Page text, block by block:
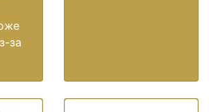
за